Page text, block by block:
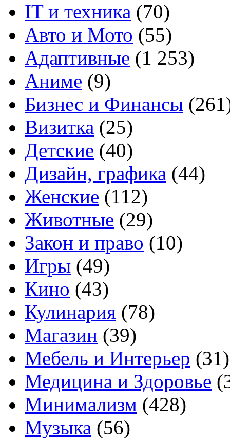
IT и техника (70)
Авто и Мото (55)
Адаптивные (1 253)
Аниме (9)
Бизнес и Финансы
Визитка (25)
Детские (40)
Дизайн, графика (44)
Женские (112)
Животные (29)
Закон и право (10)
Игры (49)
Кино (43)
Кулинария (78)
Магазин (39)
Мебель и Интерьер (31)
Медицина и Здоровье
Минимализм (428)
Музыка (56)